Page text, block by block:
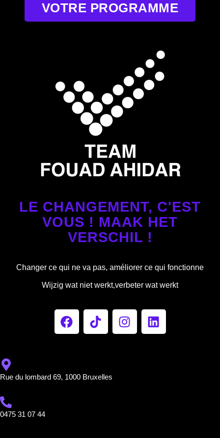
VOTRE PROGRAMME
LE CHANGEMENT, C'EST
VOUS ! MAAK HET
VERSCHIL !
Changer ce qui ne va pas, améliorer ce qui fonctionne
Wijzig wat niet werkt,verbeter wat werkt
Rue du lombard 69, 1000 Bruxelles
0475 31 07 44